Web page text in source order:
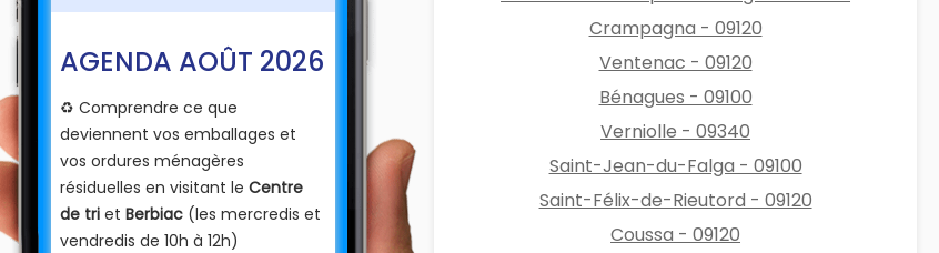
AGENDA AOÛT 2026
♻️ Comprendre ce que
deviennent vos emballages et
vos ordures ménagères
résiduelles en visitant le Centre
de triet Berbiac(les mercredis et
vendredis de 10h à 12h)
Crampagna - 09120
Ventenac - 09120
Bénagues - 09100
Verniolle - 09340
Saint-Jean-du-Falga - 09100
Saint-Félix-de-Rieutord - 09120
Coussa - 09120